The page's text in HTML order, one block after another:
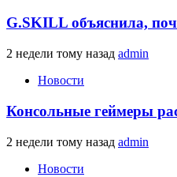
G.SKILL объяснила,
2 недели тому назад admin
Новости
Консольные геймеры
2 недели тому назад admin
Новости